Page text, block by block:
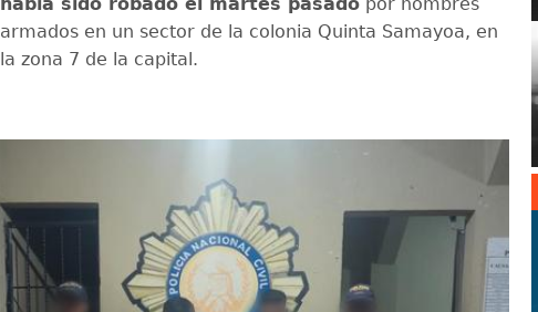
había sido robado el martes pasado por hombres
armados en un sector de la colonia Quinta Samayoa, en
la zona 7 de la capital.